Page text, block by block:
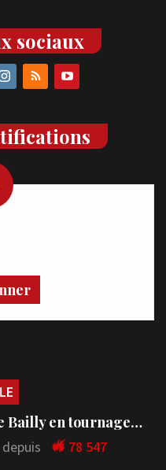
sociaux
Bailly en tournage…
78 547